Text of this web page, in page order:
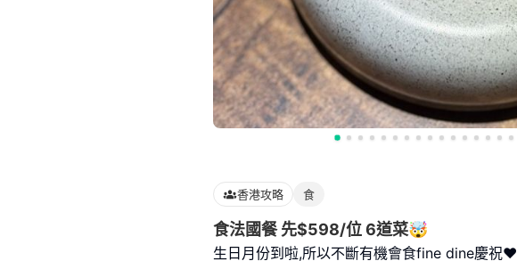
香港攻略 食
食法國餐 先$598/位 6道菜🤯
生日月份到啦,所以不斷有機會食fine dine慶祝♥